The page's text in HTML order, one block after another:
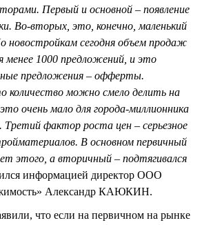
Первый и основной – появление
Во-вторых, это, конечно, маленький
новостройкам сегодня объем продаж
менее 1000 предложений, и это
предложения – офферты.
количество можно смело делить на
очень мало для города-миллионника
фактор роста цен – серьезное
В основном первичный
этого, а вторичный – подтягивался
информацией директор ООО
Александр КАЮКИН.
что если на первичном на рынке